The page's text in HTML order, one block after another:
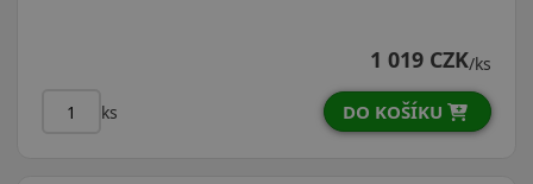
1 019 CZK/ks
ks DO KOŠÍKU